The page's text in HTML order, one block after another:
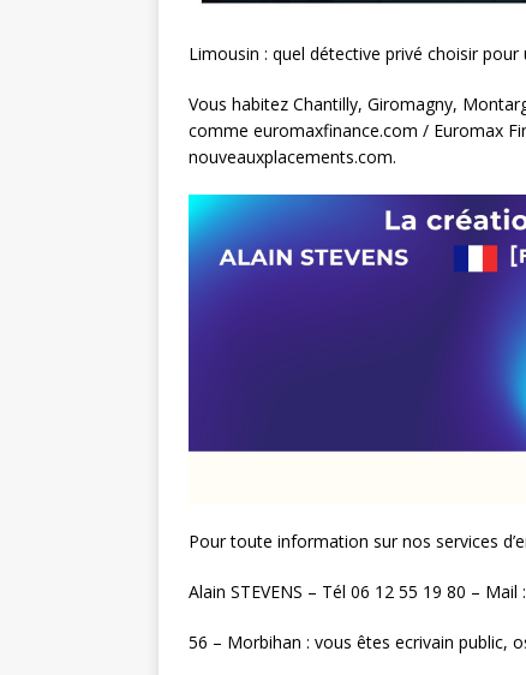
Limousin : quel détective privé choisir
Vous habitez Chantilly, Giromagny,
comme euromaxfinance.com / Euromax
nouveauxplacements.com.
Pour toute information sur nos services
Alain STEVENS – Tél 06 12 55 19 80 –
56 – Morbihan : vous êtes ecrivain public,